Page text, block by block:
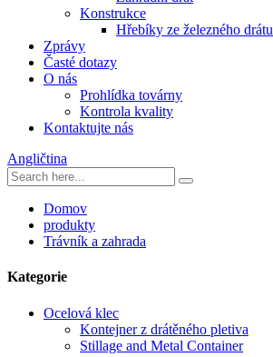
Konstrukce
Hřebíky ze železného drátu
Zprávy
Časté dotazy
O nás
Prohlídka továrny
Kontrola kvality
Kontaktujte nás
Angličtina
Domov
produkty
Trávník a zahrada
Kategorie
Ocelová klec
Kontejner z drátěného pletiva
Stillage and Metal Container